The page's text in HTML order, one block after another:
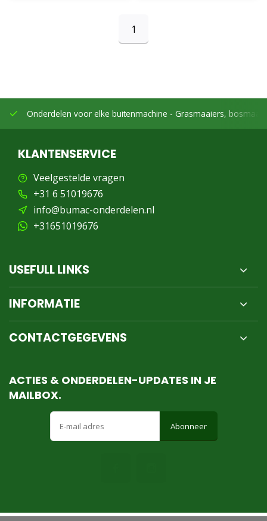
1
Onderdelen voor elke buitenmachine - Grasmaaiers,
KLANTENSERVICE
Veelgestelde vragen
+31 6 51019676
info@bumac-onderdelen.nl
+31651019676
USEFULL LINKS
INFORMATIE
CONTACTGEGEVENS
ACTIES & ONDERDELEN-UPDATES IN JE
MAILBOX.
Abonneer